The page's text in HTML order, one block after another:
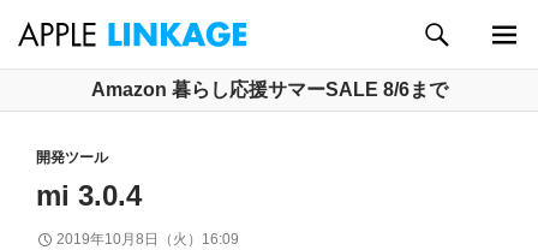
ン
索
Amazon 暮らし応援サマーSALE 8/6まで
開発ツール
mi 3.0.4
2019年10月8日（火）16:09